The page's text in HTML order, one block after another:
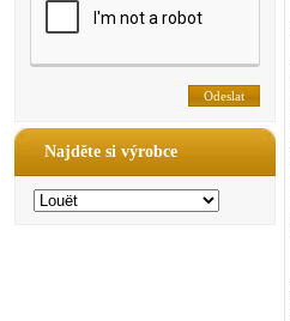
Najděte si výrobce